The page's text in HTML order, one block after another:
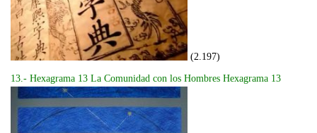
(2.197)
13.- Hexagrama 13 La Comunidad con los Hombres Hexagrama 13